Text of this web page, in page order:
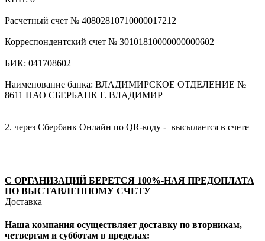
Расчетный счет № 40802810710000017212
Корреспондентский счет № 30101810000000000602
БИК: 041708602
Наименование банка: ВЛАДИМИРСКОЕ ОТДЕЛЕНИЕ №
8611 ПАО СБЕРБАНК Г. ВЛАДИМИР
2. через Сбербанк Онлайн по QR-коду - высылается в счете
С ОРГАНИЗАЦИЙ БЕРЕТСЯ 100%-НАЯ ПРЕДОПЛАТА
ПО ВЫСТАВЛЕННОМУ СЧЕТУ
Доставка
Наша компания осуществляет доставку по вторникам,
четвергам и субботам в пределах: